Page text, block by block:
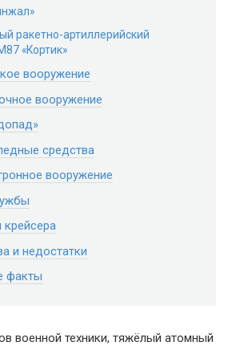
ракетно-артиллерийский
«Кортик»
вооружение
вооружение
средства
вооружение
и недостатки
факты
военной техники, тяжёлый атомный